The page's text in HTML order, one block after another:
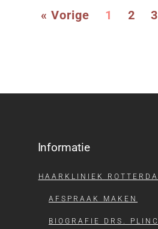
« Vorige 1 2 3
Informatie
HAARKLINIEK
AFSPRAAK MAKEN
BIOGRAFIE DRS.